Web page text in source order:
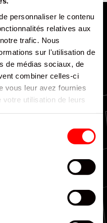
personnaliser le contenu
relatives aux
trafic. Nous
sur l'utilisation de
de médias sociaux, de
combiner celles-ci
vous leur avez fournies
utilisation de leurs
et efficace